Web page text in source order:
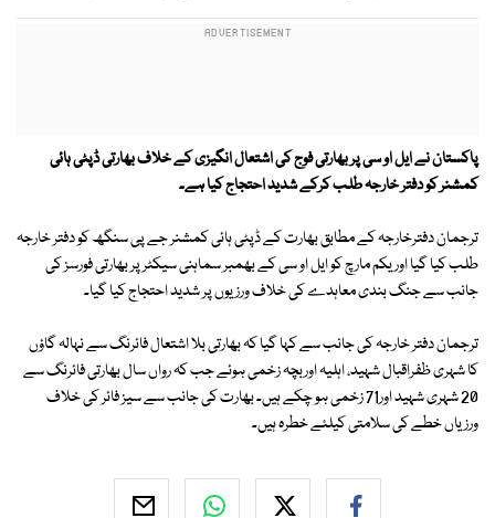
پاکستان نے ایل او سی پر بھارتی فوج کی اشتعال انگیزی کے خلاف بھارتی ڈپٹی ہائی
کمشنر کو دفتر خارجہ طلب کرکے شدید احتجاج کیا ہے۔
ترجمان دفترخارجہ کے مطابق بھارت کے ڈپٹی ہائی کمشنر جے پی سنگھ کو دفتر خارجہ
طلب کیا گیا اوریکم مارچ کو ایل او سی کے بھمبر سماہنی سیکٹر پر بھارتی فورسز کی
جانب سے جنگ بندی معاہدے کی خلاف ورزیوں پر شدید احتجاج کیا گیا۔
ترجمان دفتر خارجہ کی جانب سے کہا گیا کہ بھارتی بلا اشتعال فائرنگ سے نہالہ گاؤں
کا شہری ظفراقبال شہید، اہلیہ اوربچہ زخمی ہوئے جب کہ رواں سال بھارتی فائرنگ سے
20 شہری شہید اور71 زخمی ہو چکے ہیں۔ بھارت کی جانب سے سیز فائر کی خلاف
ورزیاں خطے کی سلامتی کیلئے خطرہ ہیں۔